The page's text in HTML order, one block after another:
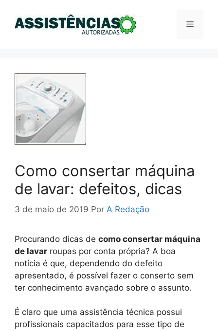
Menu
Como consertar máquina
de lavar: defeitos, dicas
3 de maio de 2019 Por A Redação
Procurando dicas de como consertar máquina
de lavar roupas por conta própria? A boa
notícia é que, dependendo do defeito
apresentado, é possível fazer o conserto sem
ter conhecimento avançado sobre o assunto.
É claro que uma assistência técnica possui
profissionais capacitados para esse tipo de